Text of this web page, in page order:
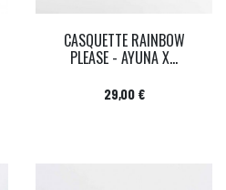
CASQUETTE RAINBOW
PLEASE - AYUNA X...
Prix
29,00 €